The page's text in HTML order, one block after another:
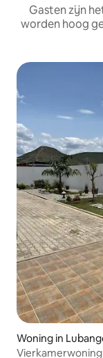
Gasten zijn
worden hoog
Woning in